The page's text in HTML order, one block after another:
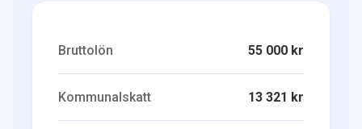
Bruttolön 55 000 kr
Kommunalskatt 13 321 kr